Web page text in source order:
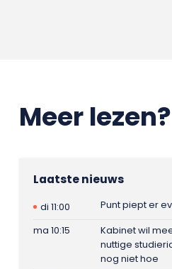
Meer lezen?
Laatste nieuws
di 11:00
Punt piept er
ma 10:15
Kabinet wil
nuttige
nog niet hoe